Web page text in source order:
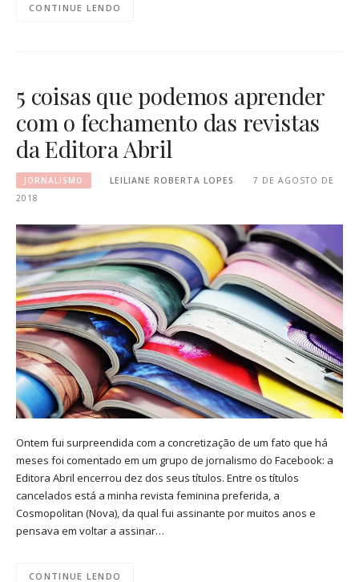
CONTINUE LENDO
5 coisas que podemos aprender
com o fechamento das revistas
da Editora Abril
JORNALISMO LEILIANE ROBERTA LOPES
7 DE AGOSTO DE
2018
Ontem fui surpreendida com a concretização de um fato que há
meses foi comentado em um grupo de jornalismo do Facebook: a
Editora Abril encerrou dez dos seus títulos. Entre os títulos
cancelados está a minha revista feminina preferida, a
Cosmopolitan (Nova), da qual fui assinante por muitos anos e
pensava em voltar a assinar…
CONTINUE LENDO